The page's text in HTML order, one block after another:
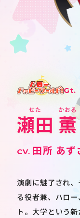
Gt.
瀬田 薫
田所 あず
演劇に魅了され
る役者兼、ハロ
ト。大学という